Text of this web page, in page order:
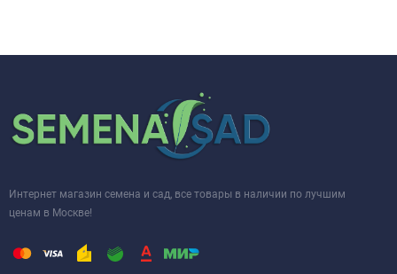
Интернет магазин семена и сад, все товары в наличии по лучшим
ценам в Москве!